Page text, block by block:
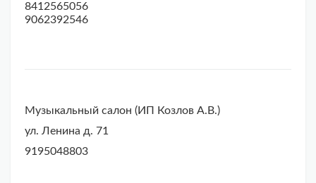
8412565056
9062392546
Музыкальный салон (ИП Козлов А.В.)
ул. Ленина д. 71
9195048803